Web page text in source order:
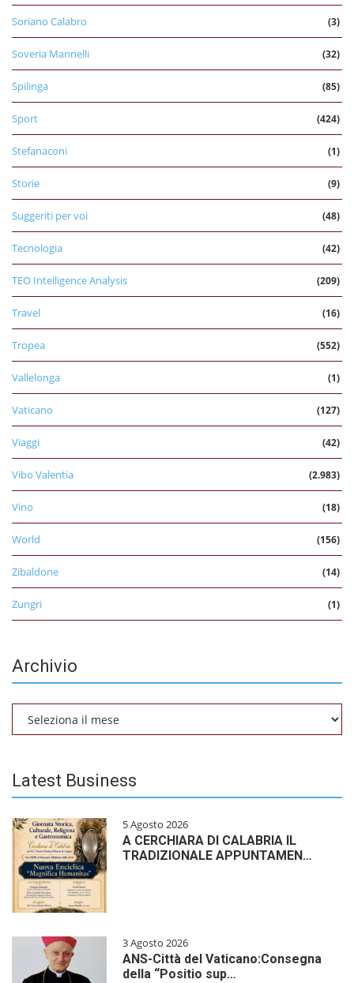
Soriano Calabro (3)
Soveria Mannelli (32)
Spilinga (85)
Sport (424)
Stefanaconi (1)
Storie (9)
Suggeriti per voi (48)
Tecnologia (42)
TEO Intelligence Analysis (209)
Travel (16)
Tropea (552)
Vallelonga (1)
Vaticano (127)
Viaggi (42)
Vibo Valentia (2.983)
Vino (18)
World (156)
Zibaldone (14)
Zungri (1)
Archivio
Latest Business
5 Agosto 2026
A CERCHIARA DI CALABRIA IL
TRADIZIONALE APPUNTAMEN…
3 Agosto 2026
ANS-Città del Vaticano:Consegna
della “Positio sup…